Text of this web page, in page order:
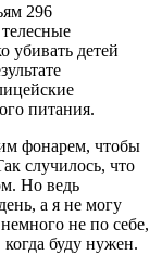
296
убивать детей
питания.
фонарем, чтобы
случилось, что
Но ведь
а я не могу
не по себе,
буду нужен.